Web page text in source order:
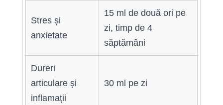
Stres și
anxietate
15 ml de două ori pe
zi, timp de 4
săptămâni
Dureri
articulare și
inflamații
30 ml pe zi